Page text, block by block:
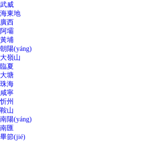
武威
海東地
廣西
阿壩
黃埔
朝陽(yáng)
大嶺山
臨夏
大塘
珠海
咸寧
忻州
鞍山
南陽(yáng)
南匯
畢節(jié)